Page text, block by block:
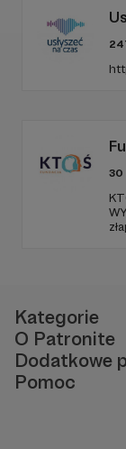
30
Kategorie
O Patronite
Dodatkowe
Pomoc